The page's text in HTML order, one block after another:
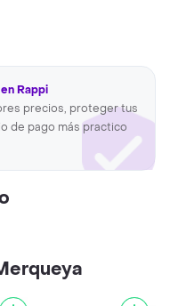
Rappi
precios, proteger tus
de pago más practico